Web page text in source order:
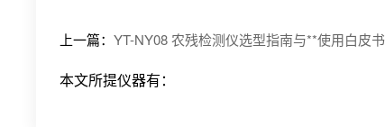
上一篇：YT-NY08 农残检测仪选型指南与**使用白皮书
本文所提仪器有：